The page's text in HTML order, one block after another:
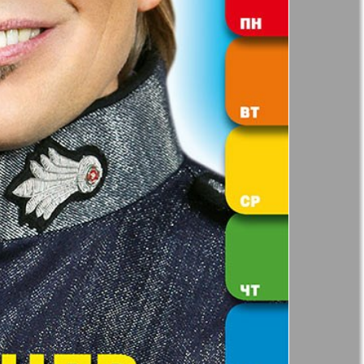
41 42
47 48
53
59
65 66
Анонс
Бизнес
Вестник-info
Wadim
Домашний
ресторан